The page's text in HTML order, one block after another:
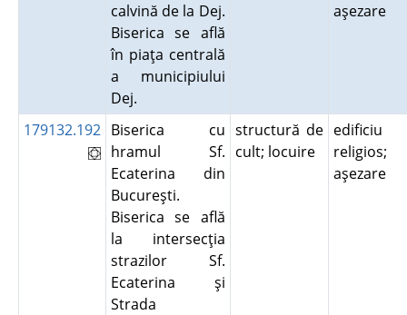
calvină de la Dej.
Biserica se află
în piaţa centrală
a municipiului
Dej.
aşezare
179132.192 Biserica cu
hramul Sf.
Ecaterina din
Bucureşti.
Biserica se află
la intersecţia
strazilor Sf.
Ecaterina şi
Strada
structură de
cult; locuire
edificiu
religios;
aşezare